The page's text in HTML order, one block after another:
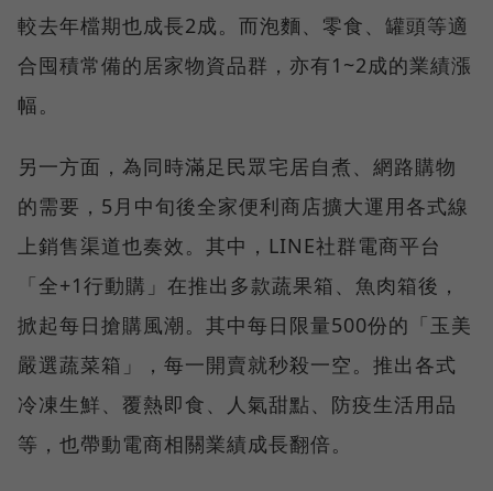
較去年檔期也成長2成。而泡麵、零食、罐頭等適
合囤積常備的居家物資品群，亦有1~2成的業績漲
幅。
另一方面，為同時滿足民眾宅居自煮、網路購物
的需要，5月中旬後全家便利商店擴大運用各式線
上銷售渠道也奏效。其中，LINE社群電商平台
「全+1行動購」在推出多款蔬果箱、魚肉箱後，
掀起每日搶購風潮。其中每日限量500份的「玉美
嚴選蔬菜箱」，每一開賣就秒殺一空。推出各式
冷凍生鮮、覆熱即食、人氣甜點、防疫生活用品
等，也帶動電商相關業績成長翻倍。